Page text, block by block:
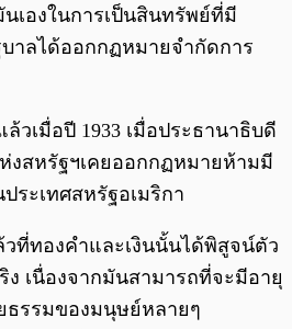
เองในการเป็นสินทรัพย์ที่มี
าลได้ออกกฏหมายจำกัดการ
วเมื่อปี 1933 เมื่อประธานาธิบดี
ห่งสหรัฐฯเคยออกกฏหมายห้ามมี
ระเทศสหรัฐอเมริกา
วที่ทองคำและเงินนั้นได้พิสูจน์ตัว
ง เนื่องจากมันสามารถที่จะมีอายุ
ธรรมของมนุษย์หลายๆ